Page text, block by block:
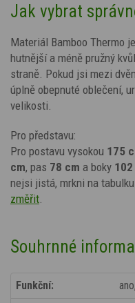
Jak vybrat
Materiál Bamboo Thermo
hutnější a méně pružný
straně. Pokud jsi mezi
úplně obepnuté oblečení,
velikosti.
Pro představu:
Pro postavu vysokou 175
cm, pas 78 cm a boky
nejsi jistá, mrkni na
změřit
Souhrnné
Funkční: